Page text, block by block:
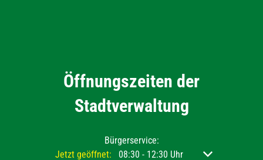
Öffnungszeiten der
Stadtverwaltung
Bürgerservice:
Klicken, um weitere Öffnungs- oder Schließzeiten
Jetzt geöffnet: 08:30 - 12:30 Uhr Von 08:30 bis